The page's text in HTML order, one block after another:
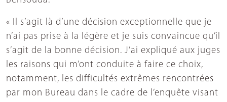
« Il s’agit là d’une décision exceptionnelle que je
n’ai pas prise à la légère et je suis convaincue qu’il
s’agit de la bonne décision. J’ai expliqué aux juges
les raisons qui m’ont conduite à faire ce choix,
notamment, les difficultés extrêmes rencontrées
par mon Bureau dans le cadre de l’enquête visant